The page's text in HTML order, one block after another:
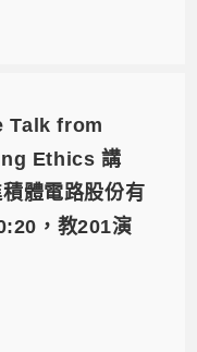
Talk from
Ethics 講
體電路股份有
，教201演